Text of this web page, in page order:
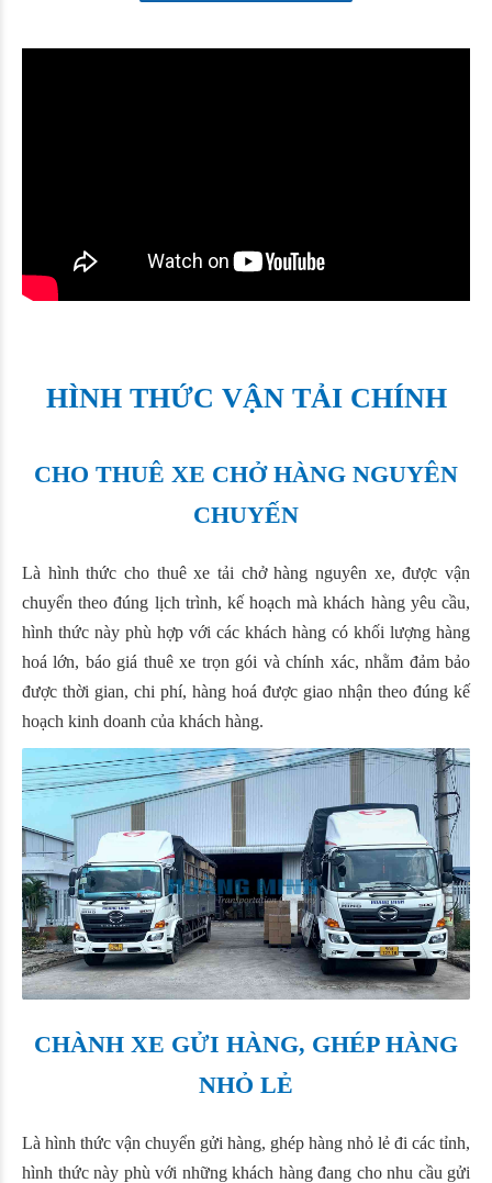
HÌNH THỨC VẬN TẢI CHÍNH
CHO THUÊ XE CHỞ HÀNG NGUYÊN
CHUYẾN
Là hình thức cho thuê xe tải chở hàng nguyên xe, được vận
chuyển theo đúng lịch trình, kế hoạch mà khách hàng yêu cầu,
hình thức này phù hợp với các khách hàng có khối lượng hàng
hoá lớn, báo giá thuê xe trọn gói và chính xác, nhằm đảm bảo
được thời gian, chi phí, hàng hoá được giao nhận theo đúng kế
hoạch kinh doanh của khách hàng.
CHÀNH XE GỬI HÀNG, GHÉP HÀNG
NHỎ LẺ
Là hình thức vận chuyển gửi hàng, ghép hàng nhỏ lẻ đi các tỉnh,
hình thức này phù với những khách hàng đang cho nhu cầu gửi